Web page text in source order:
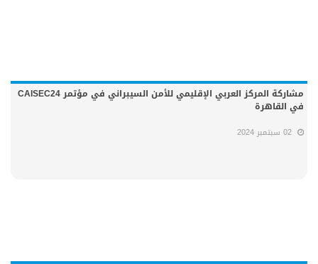
مشاركة المركز العربي الإقليمي للأمن السيبراني في مؤتمر CAISEC24
في القاهرة
02 سبتمبر 2024